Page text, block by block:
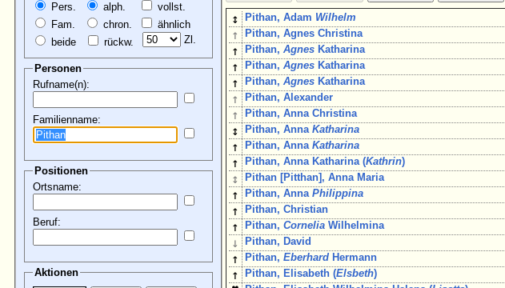
Pers.
Fam.
beide
alph.
chron.
rückw.
vollst.
ähnlich
Zl.
Personen
Rufname(n):
Familienname:
Positionen
Ortsname:
Beruf:
Aktionen
↕ Pithan, Adam Wilhelm
↑ Pithan, Agnes Christina
↑ Pithan,Agnes Katharina
↑ Pithan,Agnes Katharina
↑ Pithan,Agnes Katharina
↑ Pithan, Alexander
↑ Pithan, Anna Christina
↕ Pithan, AnnaKatharina
↑ Pithan, AnnaKatharina
↑ Pithan, Anna Katharina (Kathrin)
↕ Pithan [Pitthan], Anna Maria
↑ Pithan, AnnaPhilippina
↑ Pithan, Christian
↑ Pithan,Cornelia Wilhelmina
↓ Pithan, David
↑ Pithan,Eberhard Hermann
↑ Pithan, Elisabeth (Elsbeth)